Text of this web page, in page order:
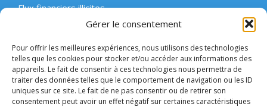
Gérer le consentement
Pour offrir les meilleures expériences, nous utilisons des technologies
telles que les cookies pour stocker et/ou accéder aux informations des
appareils. Le fait de consentir à ces technologies nous permettra de
traiter des données telles que le comportement de navigation ou les ID
uniques sur ce site. Le fait de ne pas consentir ou de retirer son
consentement peut avoir un effet négatif sur certaines caractéristiques
Flux financiers illicites
Intégrité et transparence du secteur privé
Protection des lanceurs d’alerte
Affaires emblématiques
Etat de droit et démocratie